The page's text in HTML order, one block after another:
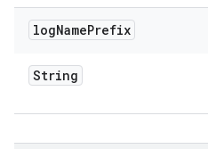
logNamePrefix
String